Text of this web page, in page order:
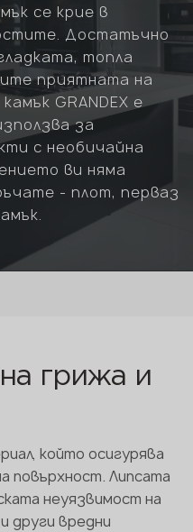
се крие в
Достатъчно
топла
приятната на
GRANDEX е
за
с необичайна
ви няма
- плот, перваз
грижа и
който осигурява
повърхност. Липсата
неуязвимост на
други вредни